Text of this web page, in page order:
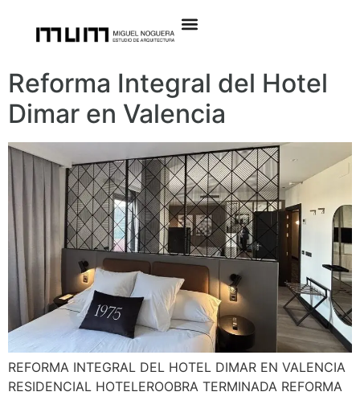
Reforma Integral del Hotel
Dimar en Valencia
REFORMA INTEGRAL DEL HOTEL DIMAR EN VALENCIA
RESIDENCIAL HOTELEROOBRA TERMINADA REFORMA